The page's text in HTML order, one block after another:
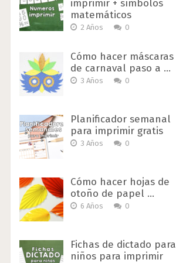
imprimir + símbolos
matemáticos
2 Años 0
Cómo hacer máscaras
de carnaval paso a …
3 Años 0
Planificador semanal
para imprimir gratis
3 Años 0
Cómo hacer hojas de
otoño de papel …
6 Años 0
Fichas de dictado para
niños para imprimir